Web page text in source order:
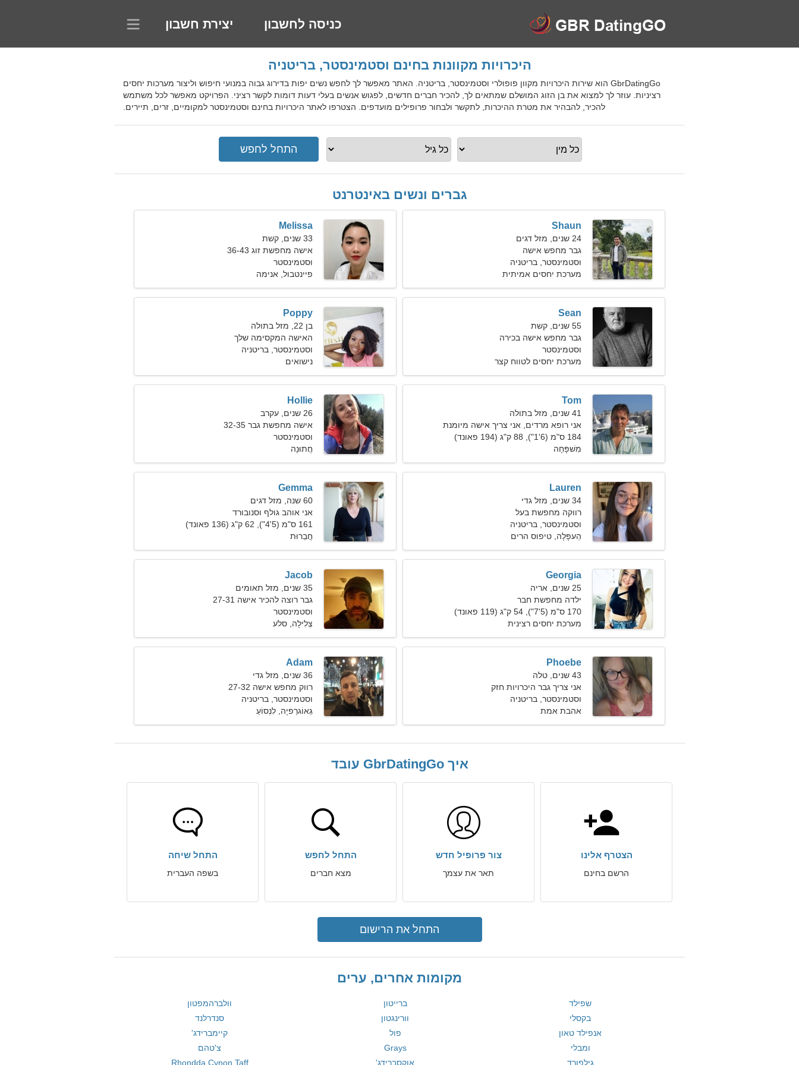
כניסה לחשבון יצירת חשבון
היכרויות מקוונות בחינם וסטמינסטר, בריטניה
GbrDatingGo הוא שירות היכרויות מקוון פופולרי וסטמינסטר, בריטניה. האתר מאפשר לך לחפש נשים יפות בדירוג גבוה במנועי חיפוש וליצור מערכות יחסים
רציניות. עוזר לך למצוא את בן הזוג המושלם שמתאים לך, להכיר חברים חדשים, לפגוש אנשים בעלי דעות דומות לקשר רציני. הפרויקט מאפשר לכל משתמש
להכיר, להבהיר את מטרת ההיכרות, לתקשר ולבחור פרופילים מועדפים. הצטרפו לאתר היכרויות בחינם וסטמינסטר למקומיים, זרים, תיירים.
גברים ונשים באינטרנט
Shaun
24 שנים, מזל דגים
גבר מחפש אישה
וסטמינסטר, בריטניה
מערכת יחסים אמיתית
Melissa
33 שנים, קשת
אישה מחפשת זוג 36-43
וסטמינסטר
פיינטבול, אנימה
Sean
55 שנים, קשת
גבר מחפש אישה בכירה
וסטמינסטר
מערכת יחסים לטווח קצר
Poppy
בן 22, מזל בתולה
האישה המקסימה שלך
וסטמינסטר, בריטניה
נישואים
Tom
41 שנים, מזל בתולה
אני רופא מרדים, אני צריך אישה מיומנת
184 ס"מ (6'1"), 88 ק"ג (194 פאונד)
מִשׁפָּחָה
Hollie
26 שנים, עקרב
אישה מחפשת גבר 32-35
וסטמינסטר
חֲתוּנָה
Lauren
34 שנים, מזל גדי
רווקה מחפשת בעל
וסטמינסטר, בריטניה
הַעפָּלָה, טיפוס הרים
Gemma
60 שנה, מזל דגים
אני אוהב גולף וסנובורד
161 ס"מ (5'4"), 62 ק"ג (136 פאונד)
חֲבֵרוּת
Georgia
25 שנים, אריה
ילדה מחפשת חבר
170 ס"מ (5'7"), 54 ק"ג (119 פאונד)
מערכת יחסים רצינית
Jacob
35 שנים, מזל תאומים
גבר רוצה להכיר אישה 27-31
וסטמינסטר
צְלִילָה, סלע
Phoebe
43 שנים, טלה
אני צריך גבר היכרויות חזק
וסטמינסטר, בריטניה
אהבת אמת
Adam
36 שנים, מזל גדי
רווק מחפש אישה 27-32
וסטמינסטר, בריטניה
גֵאוֹגרַפיָה, לִנְסוֹעַ
איך GbrDatingGo עובד
הצטרף אלינו
הרשם בחינם
צור פרופיל חדש
תאר את עצמך
התחל לחפש
מצא חברים
התחל שיחה
בשפה העברית
התחל את הרישום
מקומות אחרים, ערים
שפילד ברייטון
וולברהמפטון
בקסלי
וורינגטון
סנדרלנד
אנפילד טאון
פול
קיימברידג'
ומבלי
Grays
צ'טהם
גילפורד
אוקסברידג' Rhondda Cynon Taff